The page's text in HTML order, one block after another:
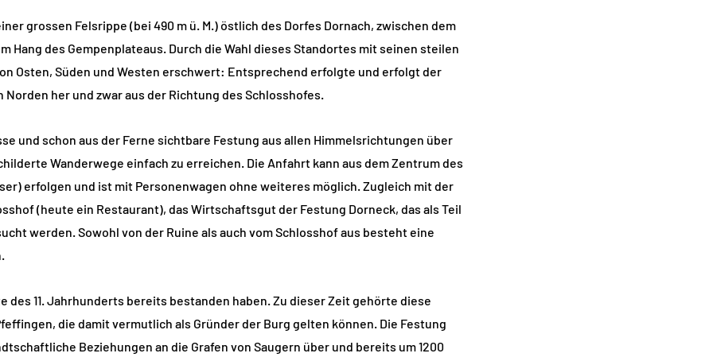
grossen Felsrippe (bei 490 m ü. M.) östlich des Dorfes Dornach, zwischen dem
Hang des Gempenplateaus. Durch die Wahl dieses Standortes mit seinen steilen
Osten, Süden und Westen erschwert: Entsprechend erfolgte und erfolgt der
her und zwar aus der Richtung des Schlosshofes.
und schon aus der Ferne sichtbare Festung aus allen Himmelsrichtungen über
Wanderwege einfach zu erreichen. Die Anfahrt kann aus dem Zentrum des
erfolgen und ist mit Personenwagen ohne weiteres möglich. Zugleich mit der
(heute ein Restaurant), das Wirtschaftsgut der Festung Dorneck, das als Teil
werden. Sowohl von der Ruine als auch vom Schlosshof aus besteht eine
des 11. Jahrhunderts bereits bestanden haben. Zu dieser Zeit gehörte diese
die damit vermutlich als Gründer der Burg gelten können. Die Festung
Beziehungen an die Grafen von Saugern über und bereits um 1200